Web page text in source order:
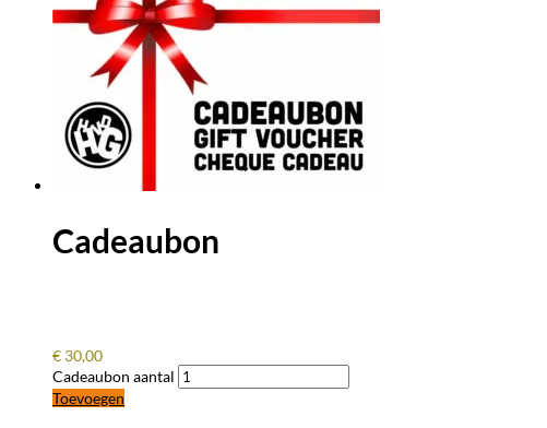
Cadeaubon
€ 30,00
Cadeaubon aantal
Toevoegen